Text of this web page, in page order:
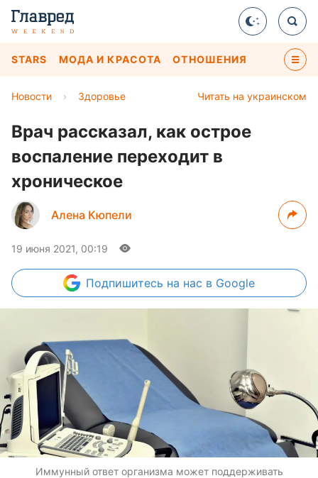
STARS МОДА И КРАСОТА ОТНОШЕНИЯ
Читать на украинском
Новости › Здоровье
Врач рассказал, как острое
воспаление переходит в
хроническое
Алена Кюпели
19 июня 2021, 00:19
Подпишитесь на нас в Google
Иммунный ответ организма может поддерживать